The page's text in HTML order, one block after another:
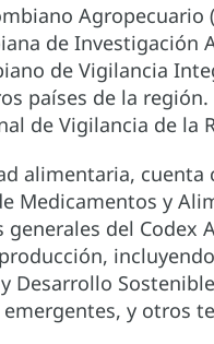
Agropecuario
de Investigación
de Vigilancia
países de la
de Vigilancia de la
alimentaria, cuenta
Medicamentos y
del Codex
Sostenible
y otros